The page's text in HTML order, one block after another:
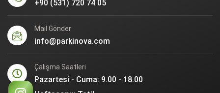
+90 (531) 720 74 05
Mail Gönder
info@parkinova.com
Çalışma Saatleri
Pazartesi - Cuma: 9.00 - 18.00